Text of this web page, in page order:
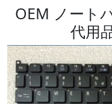
OEM ノート
代用